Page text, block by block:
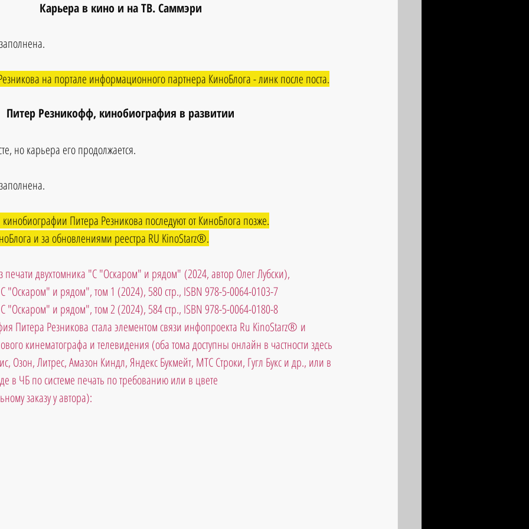
Карьера в кино и на ТВ. Саммэри
на портале информационного партнера КиноБлога - линк после поста.
Питер Резникофф, кинобиография в развитии
но карьера его продолжается.
Питера Резникова последуют от КиноБлога позже.
и за обновлениями реестра RU KinoStarz®.
печати двухтомника "С "Оскаром" и рядом" (2024, автор Олег Лубски),
"Оскаром" и рядом", том 1 (2024), 580 стр., ISBN 978-5-0064-0103-7
"Оскаром" и рядом", том 2 (2024), 584 стр., ISBN 978-5-0064-0180-8
Питера Резникова стала элементом связи инфопроекта Ru KinoStarz® и
кинематографа и телевидения (оба тома доступны онлайн в частности здесь
Озон, Литрес, Амазон Киндл, Яндекс Букмейт, МТС Строки, Гугл Букс и др., или в
в ЧБ по системе печать по требованию или в цвете
заказу у автора):